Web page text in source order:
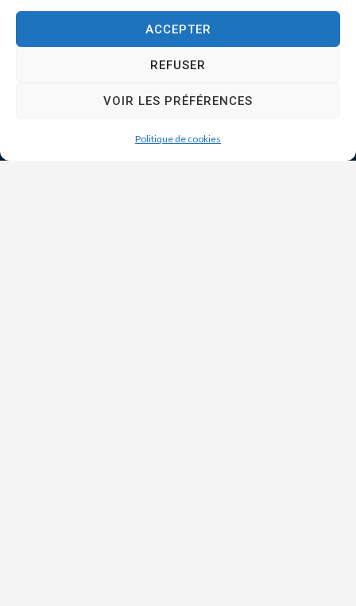
ACCEPTER
REFUSER
VOIR LES PRÉFÉRENCES
Politique de cookies